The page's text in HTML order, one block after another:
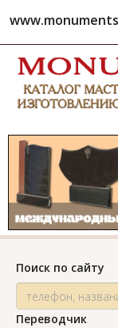
Поиск по сайту
Переводчик